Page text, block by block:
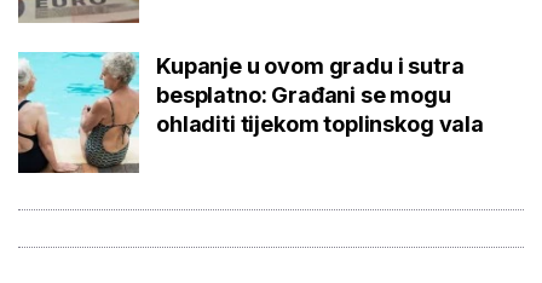
Kupanje u ovom gradu i sutra
besplatno: Građani se mogu
ohladiti tijekom toplinskog vala